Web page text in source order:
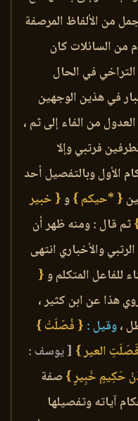
من الألفاظ المرصفة
من السائلات كان
في الحال
في هذين الوجهين
من الفاء إلى ثم ،
فرتبي وإلا
الأول وبالتفصيل أحد
{ *حيكم }و{ خبير
ثم قال : ومنه ظهر أن
والأخباري انتهى
للفاعل المتكلم و{
هذا عن ابن كثير ،
،وقيل : { فُصّلَتْ }
العير } [ يوسف :
حَكِيمٍ خَبِيرٍ }صفة
آياته وتفصيلها